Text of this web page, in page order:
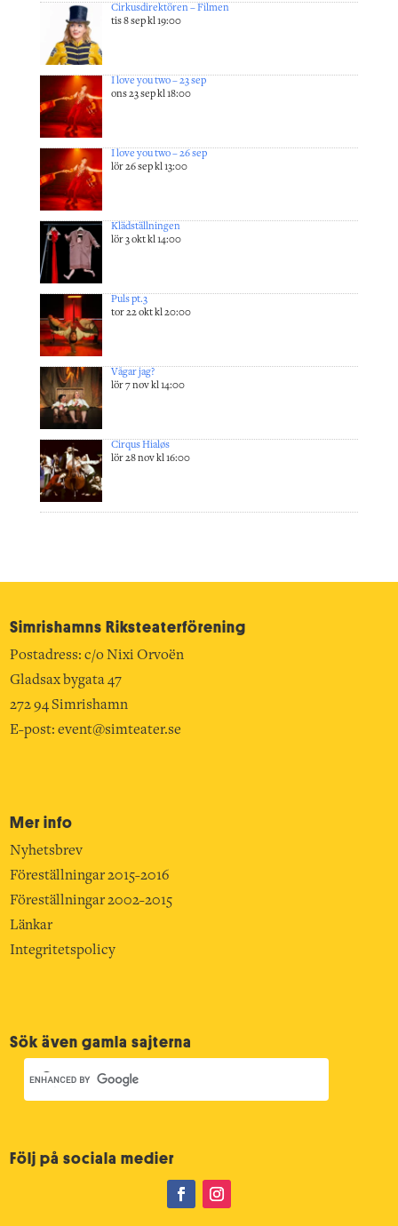
Cirkusdirektören – Filmen
tis 8 sep kl 19:00
I love you two – 23 sep
ons 23 sep kl 18:00
I love you two – 26 sep
lör 26 sep kl 13:00
Klädställningen
lör 3 okt kl 14:00
Puls pt.3
tor 22 okt kl 20:00
Vågar jag?
lör 7 nov kl 14:00
Cirqus Hialøs
lör 28 nov kl 16:00
Simrishamns Riksteater­förening
Postadress: c/o Nixi Orvoën
Gladsax bygata 47
272 94 Simrishamn
E-post:event@simteater.se
Mer info
Nyhetsbrev
Föreställningar 2015-2016
Föreställningar 2002-2015
Länkar
Integritetspolicy
Sök även gamla sajterna
Följ på sociala medier